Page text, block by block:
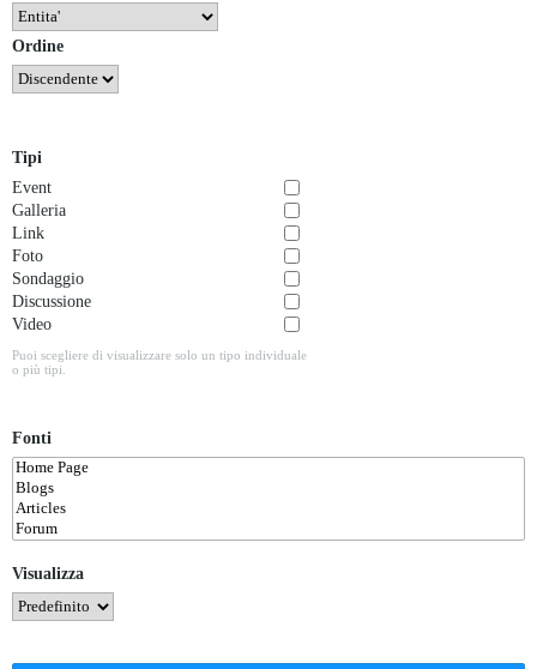
Ordine
Tipi
Event
Galleria
Link
Foto
Sondaggio
Discussione
Video
Puoi scegliere di visualizzare solo un tipo individuale
o più tipi.
Fonti
Visualizza